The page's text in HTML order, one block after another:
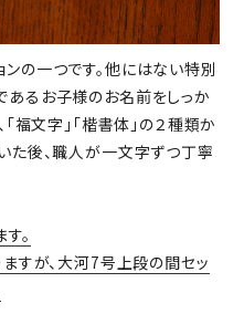
の一つです。他にはない特別
るお子様のお名前をしっか
福文字」「楷書体」の２種類か
た後、職人が一文字ずつ丁寧
。
すが、大河7号上段の間セッ